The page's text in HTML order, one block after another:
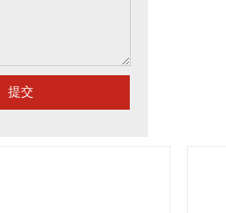
提交